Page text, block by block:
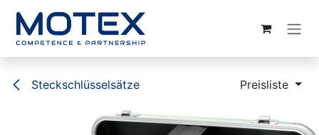
Steckschlüsselsätze Preisliste